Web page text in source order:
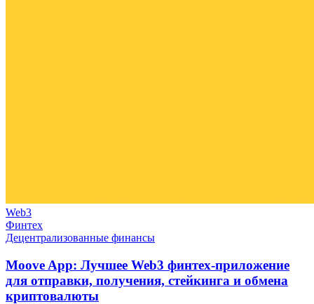
Web3
Финтех
Децентрализованные финансы
Moove App: Лучшее Web3 финтех-приложение
для отправки, получения, стейкинга и обмена
криптовалюты